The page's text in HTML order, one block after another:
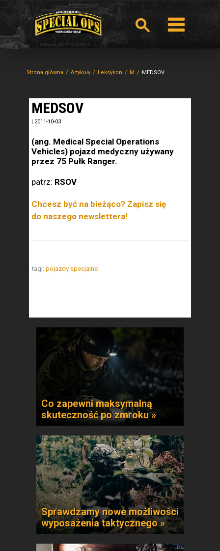
Strona główna Artykuły Leksykon M MEDSOV
MEDSOV
| 2011-10-03
(ang. Medical Special Operations
Vehicles) pojazd medyczny używany
przez 75 Pułk Ranger.
patrz: RSOV
Chcesz być na bieżąco? Zapisz się
do naszego newslettera!
tagi: pojazdy specjalne
Co zapewni maksymalną
skuteczność po zmroku »
Sprawdzamy nowe możliwości
wyposażenia taktycznego »